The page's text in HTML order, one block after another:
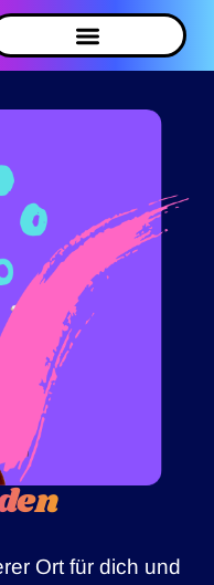
Ort für dich und